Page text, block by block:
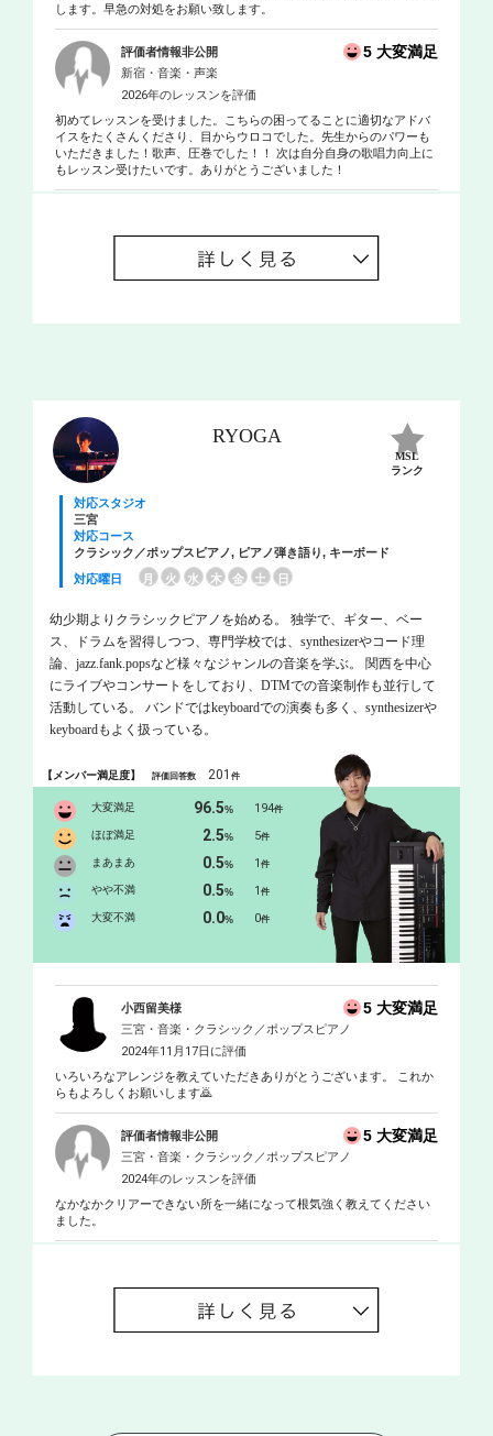
します。早急の対処をお願い致します。
評価者情報非公開 5 大変満足
新宿・音楽・声楽
2026年のレッスンを評価
初めてレッスンを受けました。こちらの困ってることに適切なアドバ
イスをたくさんくださり、目からウロコでした。先生からのパワーも
いただきました！歌声、圧巻でした！！ 次は自分自身の歌唱力向上に
もレッスン受けたいです。ありがとうございました！
RYOGA
MSL
ランク
対応スタジオ
三宮
対応コース
クラシック／ポップスピアノ, ピアノ弾き語り, キーボード
対応曜日
月 火 水 木 金 土 日
幼少期よりクラシックピアノを始める。 独学で、ギター、ベー
ス、ドラムを習得しつつ、専門学校では、synthesizerやコード理
論、jazz.fank.popsなど様々なジャンルの音楽を学ぶ。 関西を中心
にライブやコンサートをしており、DTMでの音楽制作も並行して
活動している。 バンドではkeyboardでの演奏も多く、synthesizerや
keyboardもよく扱っている。
【メンバー満足度】評価回答数 201件
大変満足 96.5% 194件
ほぼ満足 2.5% 5件
まあまあ 0.5% 1件
やや不満 0.5% 1件
大変不満 0.0% 0件
小西留美様 5 大変満足
三宮・音楽・クラシック／ポップスピアノ
2024年11月17日に評価
いろいろなアレンジを教えていただきありがとうございます。 これか
らもよろしくお願いします🙇
評価者情報非公開 5 大変満足
三宮・音楽・クラシック／ポップスピアノ
2024年のレッスンを評価
なかなかクリアーできない所を一緒になって根気強く教えてください
ました。